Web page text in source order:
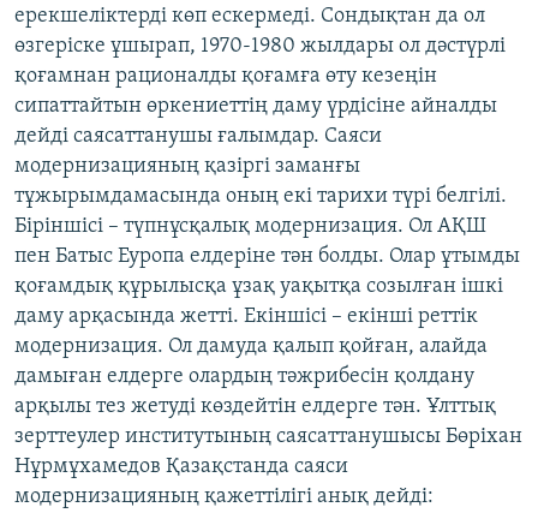
ерекшеліктерді көп ескермеді. Сондықтан да ол
өзгеріске ұшырап, 1970-1980 жылдары ол дәстүрлі
қоғамнан рационалды қоғамға өту кезеңін
сипаттайтын өркениеттің даму үрдісіне айналды
дейді саясаттанушы ғалымдар. Саяси
модернизацияның қазіргі заманғы
тұжырымдамасында оның екі тарихи түрі белгілі.
Біріншісі – түпнұсқалық модернизация. Ол АҚШ
пен Батыс Еуропа елдеріне тән болды. Олар ұтымды
қоғамдық құрылысқа ұзақ уақытқа созылған ішкі
даму арқасында жетті. Екіншісі – екінші реттік
модернизация. Ол дамуда қалып қойған, алайда
дамыған елдерге олардың тәжрибесін қолдану
арқылы тез жетуді көздейтін елдерге тән. Ұлттық
зерттеулер институтының саясаттанушысы Бөріхан
Нұрмұхамедов Қазақстанда саяси
модернизацияның қажеттілігі анық дейді: